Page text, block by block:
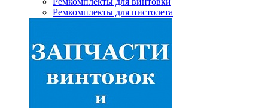
Ремкомплекты для пистолета